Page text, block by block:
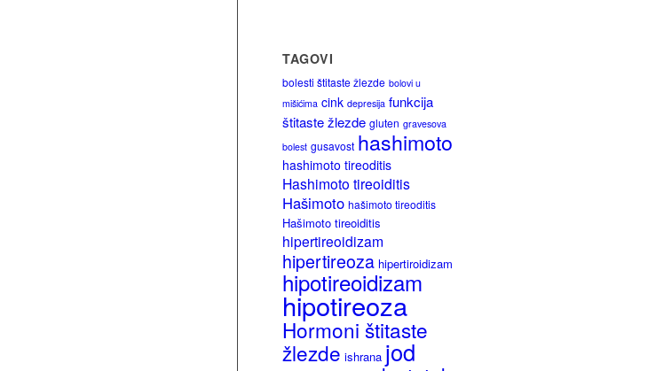
TAGOVI
bolesti štitaste žlezde bolovi u
mišićima cink depresija funkcija
štitaste žlezde gluten gravesova
bolest gusavost hashimoto
hashimoto tireoditis
Hashimoto tireoiditis
Hašimoto hašimoto tireoditis
Hašimoto tireoiditis
hipertireoidizam
hipertireoza hipertiroidizam
hipotireoidizam
hipotireoza
Hormoni štitaste
žlezde ishrana jod